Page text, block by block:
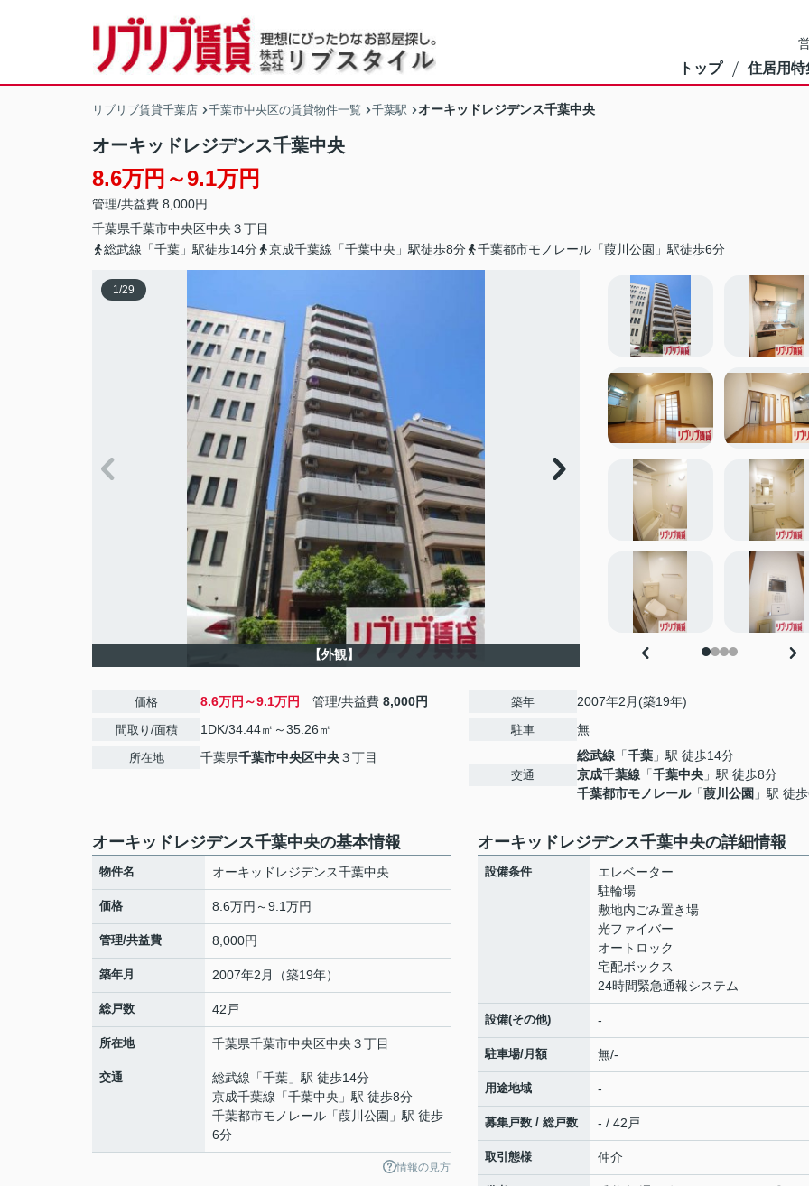
トップ 住居用特
リブリブ賃貸千葉店 千葉市中央区の賃貸物件一覧 千葉駅 オーキッドレジデンス千葉中央
オーキッドレジデンス千葉中央
8.6万円～9.1万円
管理/共益費 8,000円
千葉県千葉市中央区中央 ３丁目
総武線「千葉」駅徒歩14分
京成千葉線「千葉中央」駅徒歩8分 千葉都市モノレール「葭川公園」駅徒歩6分
1/29
【外観】
価格 8.6万円～9.1万円 管理/共益費 8,000円
間取り/面積 1DK/34.44㎡～35.26㎡
所在地 千葉県千葉市中央区中央３丁目
築年 2007年2月(築19年)
駐車 無
交通
総武線 「千葉 」駅 徒歩14分
京成千葉線 「千葉中央 」駅 徒歩8分
千葉都市モノレール「葭川公園 」駅 徒
オーキッドレジデンス千葉中央の基本情報
物件名 オーキッドレジデンス千葉中央
価格 8.6万円～9.1万円
管理/共益費 8,000円
築年月 2007年2月（築19年）
総戸数 42戸
所在地 千葉県千葉市中央区中央 ３丁目
交通 総武線 「千葉 」駅 徒歩14分
京成千葉線 「千葉中央 」駅 徒歩8分
千葉都市モノレール 「葭川公園 」駅 徒歩
6分
情報の見方
オーキッドレジデンス千葉中央の詳細情報
設備条件
エレベーター
駐輪場
敷地内ごみ置き場
光ファイバー
オートロック
宅配ボックス
24時間緊急通報システム
設備(その他) -
駐車場/月額 無/-
用途地域 -
募集戸数 / 総戸数 - / 42戸
取引態様 仲介